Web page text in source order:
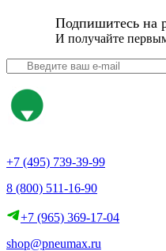
Подпишитесь на
И получайте
+7 (495) 739-39-99
8 (800) 511-16-90
+7 (965) 369-17-04
shop@pneumax.ru